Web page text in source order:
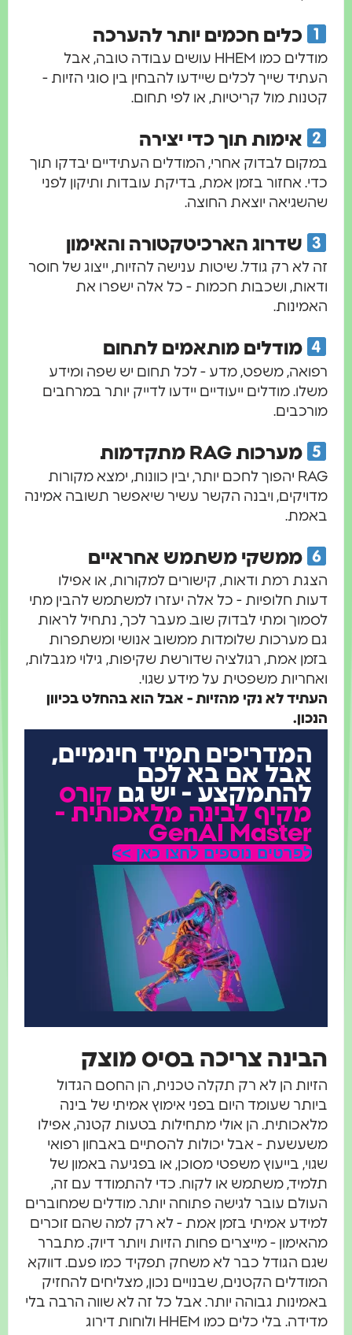
כלים חכמים יותר להערכה
מודלים כמו HHEM עושים עבודה טובה, אבל
העתיד שייך לכלים שיידעו להבחין בין סוגי הזיות -
קטנות מול קריטיות, או לפי תחום.
אימות תוך כדי יצירה
במקום לבדוק אחרי, המודלים העתידיים יבדקו תוך
כדי. אחזור בזמן אמת, בדיקת עובדות ותיקון לפני
שהשגיאה יוצאת החוצה.
שדרוג הארכיטקטורה והאימון
זה לא רק גודל. שיטות ענישה להזיות, ייצוג של חוסר
ודאות, ושכבות חכמות - כל אלה ישפרו את
האמינות.
מודלים מותאמים לתחום
רפואה, משפט, מדע - לכל תחום יש שפה ומידע
משלו. מודלים ייעודיים יידעו לדייק יותר במרחבים
מורכבים.
מערכות RAG מתקדמות
RAG יהפוך לחכם יותר, יבין כוונות, ימצא מקורות
מדויקים, ויבנה הקשר עשיר שיאפשר תשובה אמינה
באמת.
ממשקי משתמש אחראיים
הצגת רמת ודאות, קישורים למקורות, או אפילו
דעות חלופיות - כל אלה יעזרו למשתמש להבין מתי
לסמוך ומתי לבדוק שוב. מעבר לכך, נתחיל לראות
גם מערכות שלומדות ממשוב אנושי ומשתפרות
בזמן אמת, רגולציה שדורשת שקיפות, גילוי מגבלות,
ואחריות משפטית על מידע שגוי.
העתיד לא נקי מהזיות - אבל הוא בהחלט בכיוון
הנכון.
המדריכים תמיד חינמיים,
אבל אם בא לכם
להתמקצע - יש גםקורס
מקיף לבינה מלאכותית -
GenAI Master
לפרטים נוספים לחצו כאן >>
הבינה צריכה בסיס מוצק
הזיות הן לא רק תקלה טכנית, הן החסם הגדול
ביותר שעומד היום בפני אימוץ אמיתי של בינה
מלאכותית. הן אולי מתחילות בטעות קטנה, אפילו
משעשעת - אבל יכולות להסתיים באבחון רפואי
שגוי, בייעוץ משפטי מסוכן, או בפגיעה באמון של
תלמיד, משתמש או לקוח. כדי להתמודד עם זה,
העולם עובר לגישה פתוחה יותר. מודלים שמחוברים
למידע אמיתי בזמן אמת - לא רק למה שהם זוכרים
מהאימון - מייצרים פחות הזיות ויותר דיוק. מתברר
שגם הגודל כבר לא משחק תפקיד כמו פעם. דווקא
המודלים הקטנים, שבנויים נכון, מצליחים להחזיק
באמינות גבוהה יותר. אבל כל זה לא שווה הרבה בלי
מדידה. בלי כלים כמו HHEM ולוחות דירוג